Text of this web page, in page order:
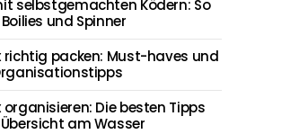
selbstgemachten Ködern: So
und Spinner
richtig packen: Must-haves und
organisieren: Die besten Tipps
am Wasser